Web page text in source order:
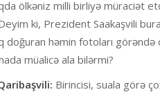
ölkəniz milli birliyə müraciət
ki, Prezident Saakaşvili
doğuran həmin fotoları
müalicə ala bilərmi?
Birincisi, suala görə